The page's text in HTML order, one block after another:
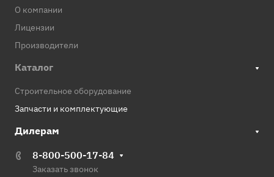
О компании
Лицензии
Производители
Каталог
Строительное оборудование
Запчасти и комплектующие
Дилерам
8-800-500-17-84
Заказать звонок